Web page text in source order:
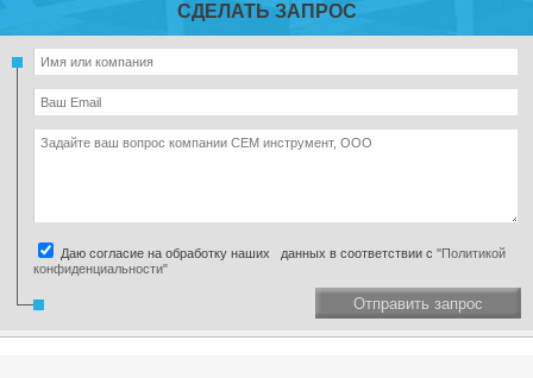
СДЕЛАТЬ ЗАПРОС
Даю согласие на обработку наших данных в соответствии с "Политикой
конфиденциальности"
Отправить запрос